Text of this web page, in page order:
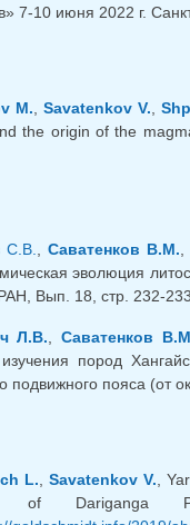
7-10 июня 2022 г.
M. Savatenkov V. ,
the origin of the
ссылка)
С.В.,Саватенков В.М.,
эволюция
Вып. 18, стр. 232-233
Л.В.,Саватенков
пород
подвижного пояса (от
L. Savatenkov V. ,
of Dariganga